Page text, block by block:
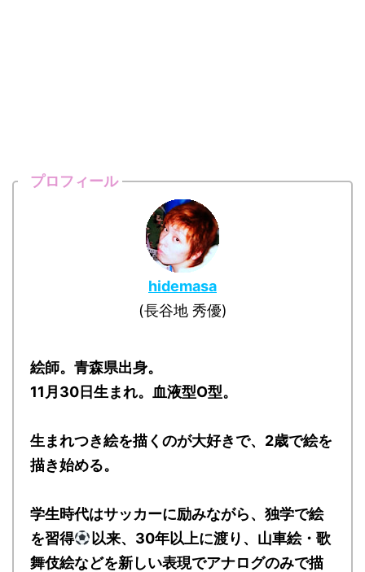
プロフィール
hidemasa
(長谷地 秀優)
絵師。青森県出身。
11月30日生まれ。血液型O型。
生まれつき絵を描くのが大好きで、2歳で絵を
描き始める。
学生時代はサッカーに励みながら、独学で絵
を習得
以来、30年以上に渡り、山車絵・歌
舞伎絵などを新しい表現でアナログのみで描